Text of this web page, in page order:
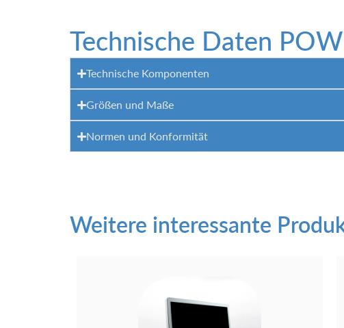
Technische Daten
Technische Komponenten
Größen und Maße
Normen und Konformität
Weitere interessante